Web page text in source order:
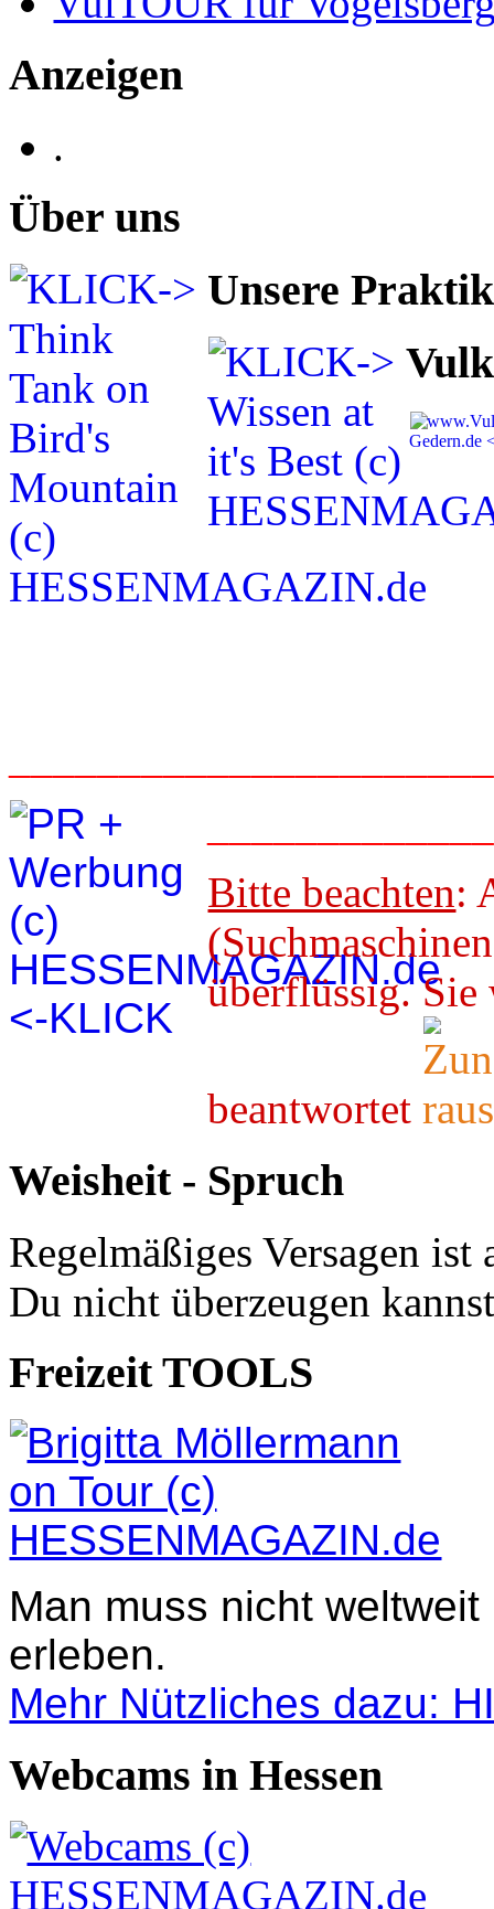
Anzeigen
.
Über uns
Unsere
Bitte beachten:
überflüssig.
beantwortet
Weisheit - Spruch
Regelmäßiges Versagen
Du nicht überzeugen
Freizeit TOOLS
Man muss nicht
erleben.
Mehr Nützliches dazu:
Webcams in Hessen